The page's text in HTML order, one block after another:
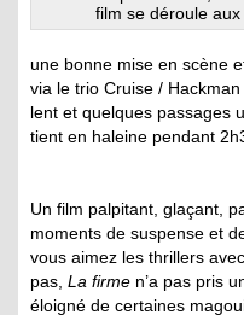
film se déroule
une bonne mise en scène
via le trio Cruise /
lent et quelques passages
tient en haleine pendant
Un film palpitant, glaçant,
moments de suspense et
vous aimez les thrillers
pas, La firme n’a pas pris
éloigné de certaines